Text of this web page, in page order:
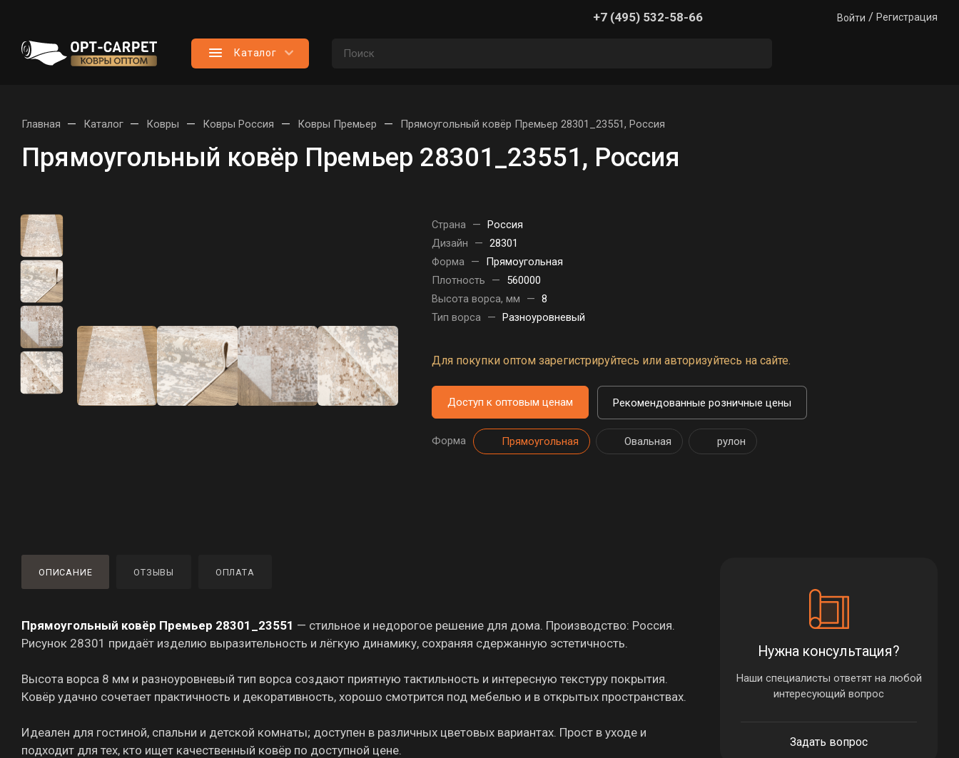
+7 (495) 532-58-66 Войти / Регистрация
Каталог
Главная — Каталог — Ковры — Ковры Россия — Ковры Премьер — Прямоугольный ковёр Премьер 28301_23551, Россия
Прямоугольный ковёр Премьер 28301_23551, Россия
Страна — Россия
Дизайн
— 28301
Форма —
Прямоугольная
Плотность
—
560000
Высота ворса, мм
— 8
Тип ворса — Разноуровневый
Для покупки оптом зарегистрируйтесь или авторизуйтесь на сайте.
Доступ к оптовым ценам Рекомендованные розничные цены
Форма Прямоугольная Овальная рулон
ОПИСАНИЕ ОТЗЫВЫ ОПЛАТА
Прямоугольный ковёр Премьер 28301_23551 — стильное и недорогое решение для дома. Производство: Россия.
Рисунок 28301 придаёт изделию выразительность и лёгкую динамику, сохраняя сдержанную эстетичность.
Высота ворса 8 мм и разноуровневый тип ворса создают приятную тактильность и интересную текстуру покрытия.
Ковёр удачно сочетает практичность и декоративность, хорошо смотрится под мебелью и в открытых пространствах.
Идеален для гостиной, спальни и детской комнаты; доступен в различных цветовых вариантах. Прост в уходе и
подходит для тех, кто ищет качественный ковёр по доступной цене.
Нужна консультация?
Наши специалисты ответят на любой
интересующий вопрос
Задать вопрос